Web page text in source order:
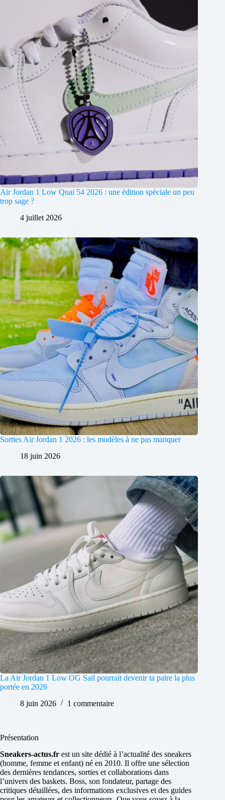
Air Jordan 1 Low Quai 54 2026 : une édition spéciale un peu
trop sage ?
4 juillet 2026
Sorties Air Jordan 1 2026 : les modèles à ne pas manquer
18 juin 2026
La Air Jordan 1 Low OG Sail pourrait devenir ta paire la plus
portée en 2026
8 juin 2026
1 commentaire
Présentation
Sneakers-actus.fr est un site dédié à l’actualité des sneakers
(homme, femme et enfant) né en 2010. Il offre une sélection
des dernières tendances, sorties et collaborations dans
l’univers des baskets. Boss, son fondateur, partage des
critiques détaillées, des informations exclusives et des guides